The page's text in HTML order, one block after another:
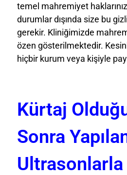
temel mahremiyet
durumlar dışında size bu
gerekir. Kliniğimizde
özen gösterilmektedir.
hiçbir kurum veya kişiyle
Kürtaj
Sonra
Ultrasonlarla